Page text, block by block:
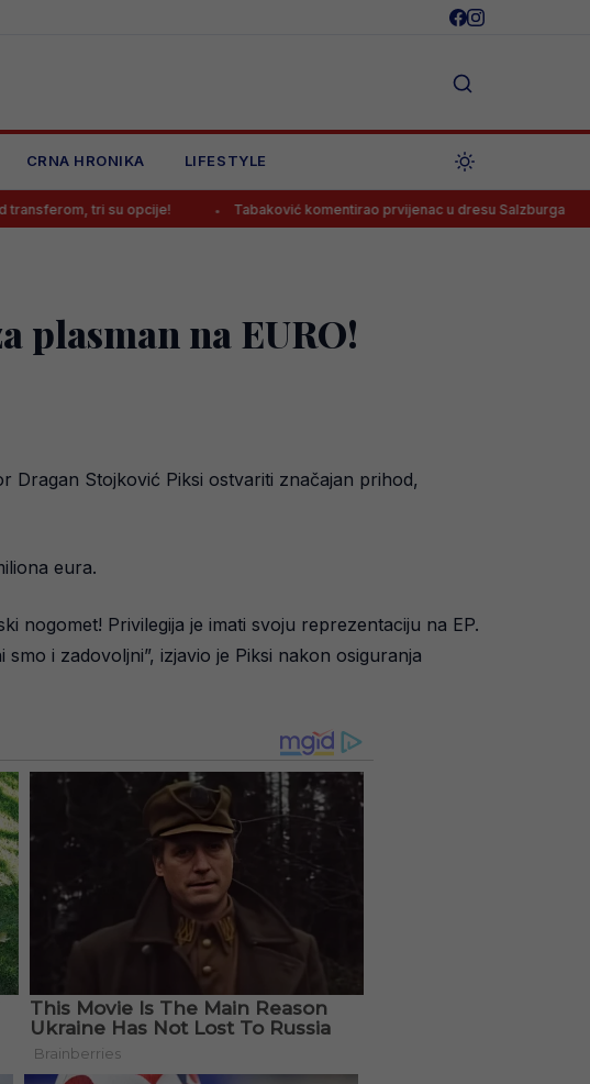
CRNA HRONIKA LIFESTYLE
su opcije! Tabaković komentirao prvijenac u dresu Salzburga
plasman na EURO!
Dragan Stojković Piksi ostvariti značajan prihod,
eura.
nogomet! Privilegija je imati svoju reprezentaciju na EP.
i zadovoljni”, izjavio je Piksi nakon osiguranja